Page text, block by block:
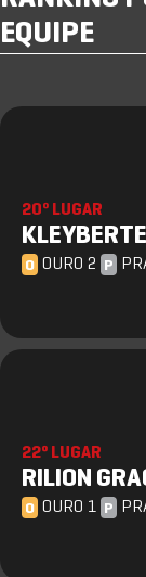
EQUIPE
20º LUGAR
O OURO 2 P
22º LUGAR
RILION
O OURO 1 P